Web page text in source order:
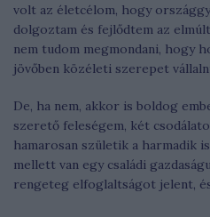
volt az életcélom, hogy
dolgoztam és fejlődtem az
nem tudom megmondani, hogy
jövőben közéleti szerepet
De, ha nem, akkor is boldog
szerető feleségem, két
hamarosan születik a harmadik
mellett van egy családi
rengeteg elfoglaltságot jelent,